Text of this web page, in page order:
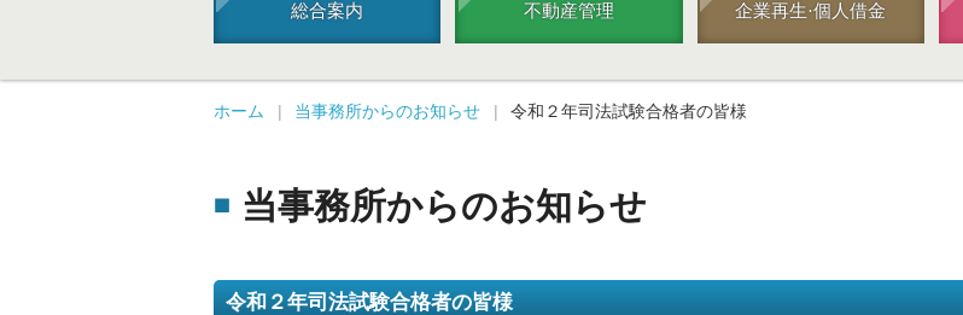
総合案内 不動産管理 企業再生·個人借金
ホーム 当事務所からのお知らせ 令和２年司法試験合格者の皆様
当事務所からのお知らせ
令和２年司法試験合格者の皆様